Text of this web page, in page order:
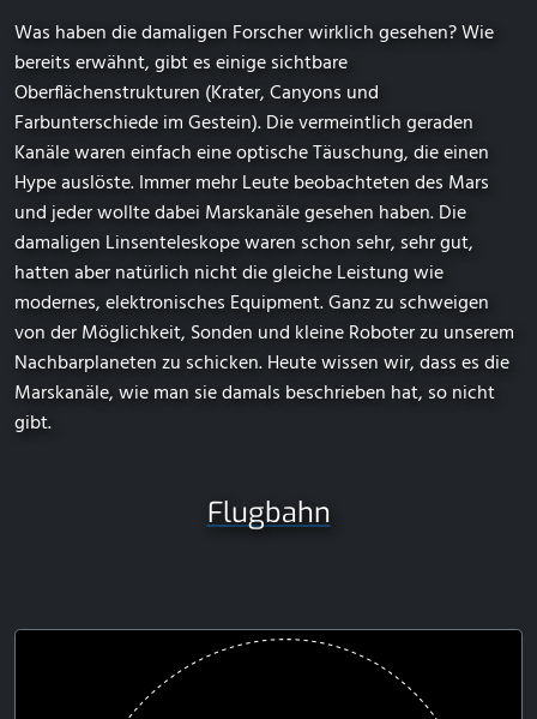
Was haben die damaligen Forscher wirklich gesehen? Wie
bereits erwähnt, gibt es einige sichtbare
Oberflächenstrukturen (Krater, Canyons und
Farbunterschiede im Gestein). Die vermeintlich geraden
Kanäle waren einfach eine optische Täuschung, die einen
Hype auslöste. Immer mehr Leute beobachteten des Mars
und jeder wollte dabei Marskanäle gesehen haben. Die
damaligen Linsenteleskope waren schon sehr, sehr gut,
hatten aber natürlich nicht die gleiche Leistung wie
modernes, elektronisches Equipment. Ganz zu schweigen
von der Möglichkeit, Sonden und kleine Roboter zu unserem
Nachbarplaneten zu schicken. Heute wissen wir, dass es die
Marskanäle, wie man sie damals beschrieben hat, so nicht
gibt.
Flugbahn